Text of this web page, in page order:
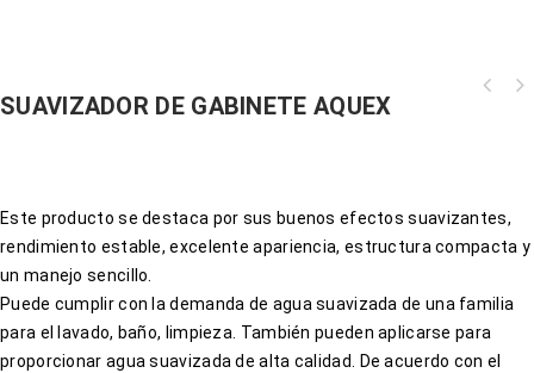
SUAVIZADOR DE GABINETE AQUEX
Este producto se destaca por sus buenos efectos suavizantes,
rendimiento estable, excelente apariencia, estructura compacta y
un manejo sencillo.
Puede cumplir con la demanda de agua suavizada de una familia
para el lavado, baño, limpieza. También pueden aplicarse para
proporcionar agua suavizada de alta calidad. De acuerdo con el